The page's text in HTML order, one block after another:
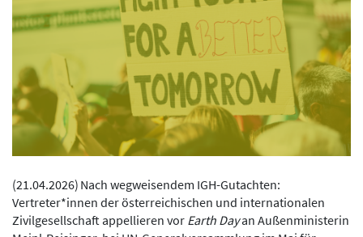
(21.04.2026) Nach wegweisendem IGH-Gutachten:
Vertreter*innen der österreichischen und internationalen
Zivilgesellschaft appellieren vor Earth Dayan Außenministerin